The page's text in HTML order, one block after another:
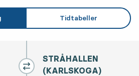
Tidtabeller
STRÅHALLEN
(KARLSKOGA)